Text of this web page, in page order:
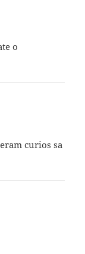
o
curios sa